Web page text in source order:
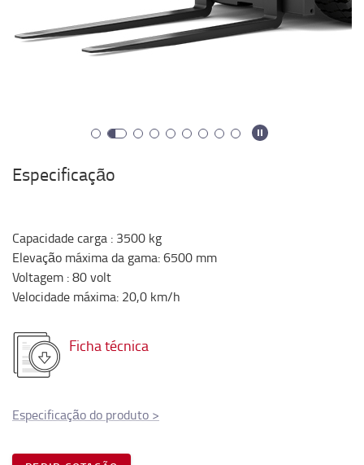
Especificação
Capacidade carga : 3500 kg
Elevação máxima da gama:6500 mm
Voltagem :80volt
Velocidade máxima: 20,0 km/h
Ficha técnica
Especificação do produto >